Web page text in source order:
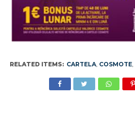
RELATED ITEMS: CARTELA, COSMOTE,